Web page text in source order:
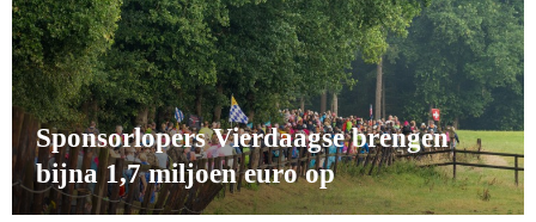
Sponsorlopers Vierdaagse brengen
bijna 1,7 miljoen euro op